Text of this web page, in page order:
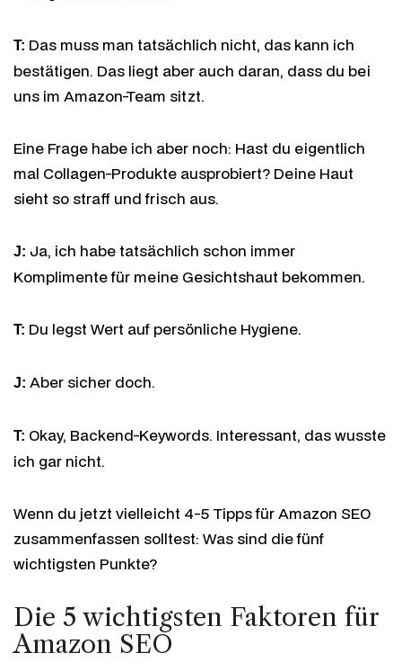
T: Das muss man tatsächlich nicht, das kann ich
bestätigen. Das liegt aber auch daran, dass du bei
uns im Amazon-Team sitzt.
Eine Frage habe ich aber noch: Hast du eigentlich
mal Collagen-Produkte ausprobiert? Deine Haut
sieht so straff und frisch aus.
J: Ja, ich habe tatsächlich schon immer
Komplimente für meine Gesichtshaut bekommen.
T: Du legst Wert auf persönliche Hygiene.
J: Aber sicher doch.
T: Okay, Backend-Keywords. Interessant, das wusste
ich gar nicht.
Wenn du jetzt vielleicht 4-5 Tipps für Amazon SEO
zusammenfassen solltest: Was sind die fünf
wichtigsten Punkte?
Die 5 wichtigsten Faktoren für
Amazon SEO